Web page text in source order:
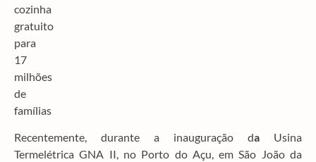
Recentemente, durante a inauguração da Usina
Termelétrica GNA II, no Porto do Açu, em São João da